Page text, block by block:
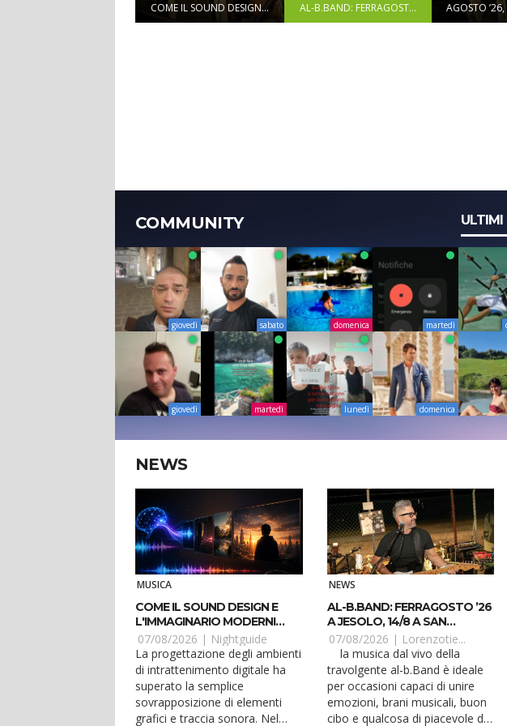
COME IL SOUND DESIGN... AL-B.BAND: FERRAGOST... AGOSTO ’26,
COMMUNITY ULTIMI
giovedì sabato domenica martedì
giovedì martedì lunedì domenica
NEWS
MUSICA
COME IL SOUND DESIGN E
L'IMMAGINARIO MODERNI
MODELLANO GLI HOBBY
DIGITALI NEL 2026
07/08/2026 | Nightguide
La progettazione degli ambienti
di intrattenimento digitale ha
superato la semplice
sovrapposizione di elementi
grafici e traccia sonora. Nel
NEWS
AL-B.BAND: FERRAGOSTO ’26
A JESOLO, 14/8 A SAN
PANCRAZIO
07/08/2026 | Lorenzotie...
travolgente al-b.Band è ideale
per occasioni capaci di unire
emozioni, brani musicali, buon
cibo e qualcosa di piacevole da